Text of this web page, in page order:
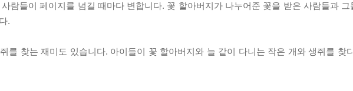
람들이 페이지를 넘길 때마다 변합니다. 꽃 할아버지가 나누어준 꽃을 받은 사람들과 그
.
를 찾는 재미도 있습니다. 아이들이 꽃 할아버지와 늘 같이 다니는 작은 개와 생쥐를 찾